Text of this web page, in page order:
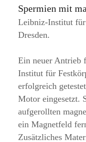
Spermien mit
Leibniz-Institut
Dresden.
Ein neuer Antrieb
Institut für
erfolgreich
Motor eingesetzt.
aufgerollten
ein Magnetfeld
Zusätzliches